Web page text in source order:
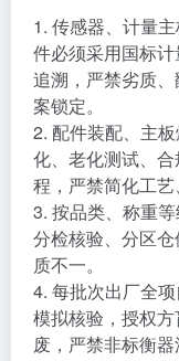
1. 传感器、计量
件必须采用国标
追溯，严禁劣质
案锁定。
2. 配件装配、主
化、老化测试、
程，严禁简化工艺
3. 按品类、称重
分检核验、分区
质不一。
4. 每批次出厂全
模拟核验，授权
废，严禁非标衡器